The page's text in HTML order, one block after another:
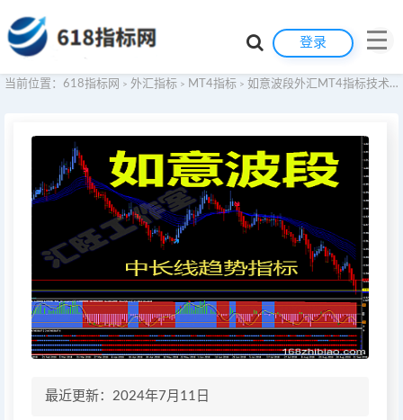
登录
当前位置： 618指标网 > 外汇指标 > MT4指标 > 如意波段外汇MT4指标技术分析系统交易软件黄金原油二元BTC比特币指标看盘系统插件ETH以太坊指标大盘平台辅助工具
最近更新：2024年7月11日